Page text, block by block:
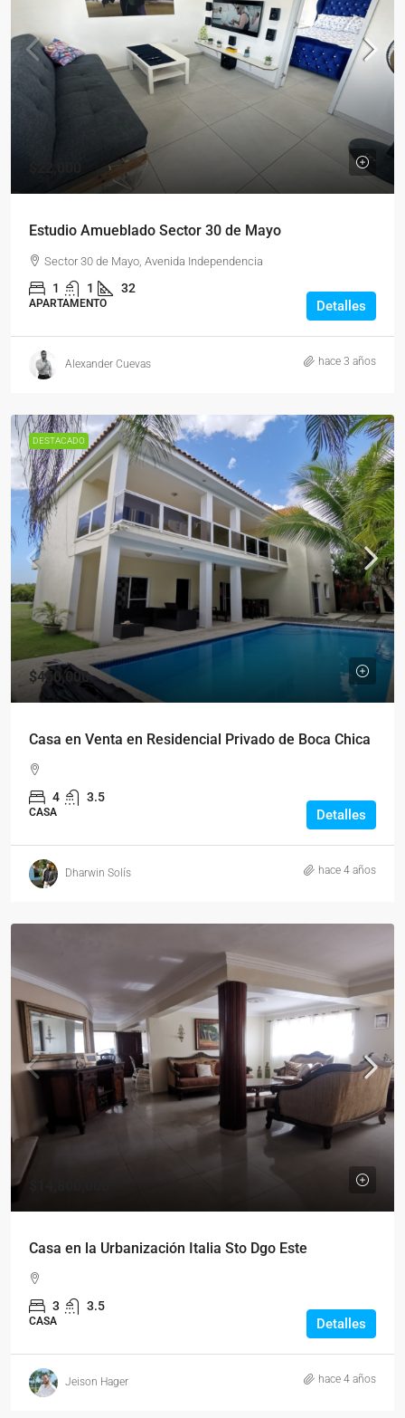
$22,000
Estudio Amueblado Sector 30 de Mayo
Sector 30 de Mayo, Avenida Independencia
1 1 32
APARTAMENTO Detalles
Alexander Cuevas hace 3 años
DESTACADO
$450,000
Casa en Venta en Residencial Privado de Boca Chica
4 3.5
CASA Detalles
Dharwin Solís hace 4 años
Casa en la Urbanización Italia Sto Dgo Este
3 3.5
CASA Detalles
Jeison Hager hace 4 años